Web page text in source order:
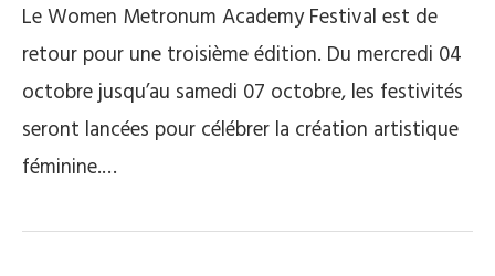
Le Women Metronum Academy Festival est de
retour pour une troisième édition. Du mercredi 04
octobre jusqu’au samedi 07 octobre, les festivités
seront lancées pour célébrer la création artistique
féminine.…